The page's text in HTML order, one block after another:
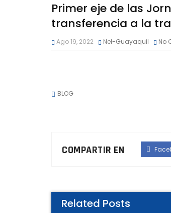
Primer eje de las
transferencia a la
Ago 19, 2022 Nel-Guayaquil No
BLOG
COMPARTIR EN
Related Posts